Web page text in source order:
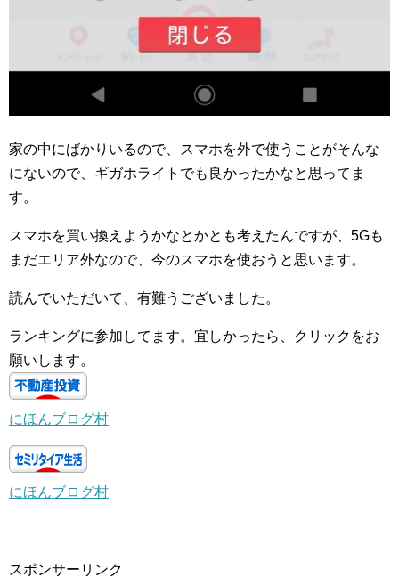
家の中にばかりいるので、スマホを外で使うことがそんな
にないので、ギガホライトでも良かったかなと思ってま
す。
スマホを買い換えようかなとかとも考えたんですが、5Gも
まだエリア外なので、今のスマホを使おうと思います。
読んでいただいて、有難うございました。
ランキングに参加してます。宜しかったら、クリックをお
願いします。
にほんブログ村
にほんブログ村
スポンサーリンク